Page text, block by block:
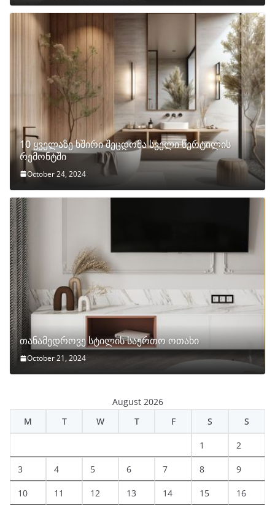
10 ყველაზე ხშირი შეცდომა სველი წერტილის
რემონტში
October 24, 2024
თანამედროვე სტილის საერთო ოთახი
October 21, 2024
August 2026
M
T W T F S S
1 2
3 4 5 6 7 8 9
10 11 12 13 14 15 16